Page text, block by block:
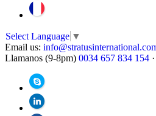
Select Language ▼
Email us:
Llamanos (9-8pm) 0034 657 834 154 ·